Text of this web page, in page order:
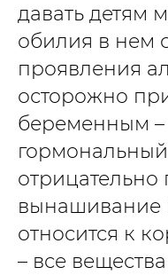
давать детям
обилия в нем
проявления
осторожно
беременным –
отрицательно
вынашивание
относится к
– все